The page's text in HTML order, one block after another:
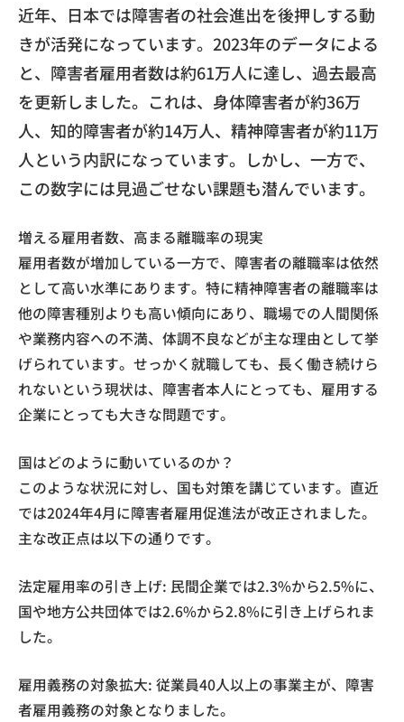
近年、日本では障害者の社会進出を後押しする動
きが活発になっています。2023年のデータによる
と、障害者雇用者数は約61万人に達し、過去最高
を更新しました。これは、身体障害者が約36万
人、知的障害者が約14万人、精神障害者が約11万
人という内訳になっています。しかし、一方で、
この数字には見過ごせない課題も潜んでいます。
増える雇用者数、高まる離職率の現実
雇用者数が増加している一方で、障害者の離職率は依然
として高い水準にあります。特に精神障害者の離職率は
他の障害種別よりも高い傾向にあり、職場での人間関係
や業務内容への不満、体調不良などが主な理由として挙
げられています。せっかく就職しても、長く働き続けら
れないという現状は、障害者本人にとっても、雇用する
企業にとっても大きな問題です。
国はどのように動いているのか？
このような状況に対し、国も対策を講じています。直近
では2024年4月に障害者雇用促進法が改正されました。
主な改正点は以下の通りです。
法定雇用率の引き上げ: 民間企業では2.3%から2.5%に、
国や地方公共団体では2.6%から2.8%に引き上げられま
した。
雇用義務の対象拡大: 従業員40人以上の事業主が、障害
者雇用義務の対象となりました。